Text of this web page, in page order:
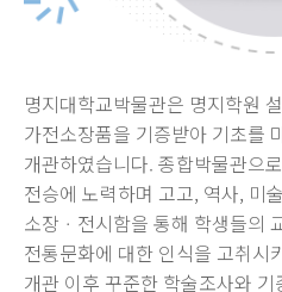
명지대학교박물관은 명지학원
가전소장품을 기증받아 기초를
개관하였습니다. 종합박물관으
전승에 노력하며 고고, 역사, 미
소장ㆍ전시함을 통해 학생들의
전통문화에 대한 인식을 고취시
개관 이후 꾸준한 학술조사와